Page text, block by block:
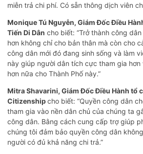
miễn trả chi phí. Có sẵn thông dịch viên
Monique Tú Nguyễn, Giám Đốc Điều
Tiến Di Dân cho biết: “Trở thành công
hơn không chỉ cho bản thân mà còn cho
công dân mới đó đang sinh sống và làm
này giúp người dân tích cực tham gia hơn
hơn nữa cho Thành Phố này.”
Mitra Shavarini, Giám Đốc Điều Hành tổ
Citizenshipcho biết: “Quyền công dân
tham gia vào nền dân chủ của chúng ta
công dân. Bằng cách cung cấp trợ giúp
chúng tôi đảm bảo quyền công dân
người có đủ khả năng chi trả.”